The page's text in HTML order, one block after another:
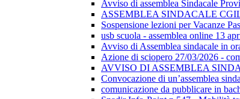
Avviso di assemblea Sindacale
ASSEMBLEA SINDACALE
Sospensione lezioni per Vacanze
usb scuola - assemblea online 13
Avviso di Assemblea sindacale in
Azione di sciopero 27/03/2026 -
AVVISO DI ASSEMBLEA
Convocazione di un’assemblea
comunicazione da pubblicare in